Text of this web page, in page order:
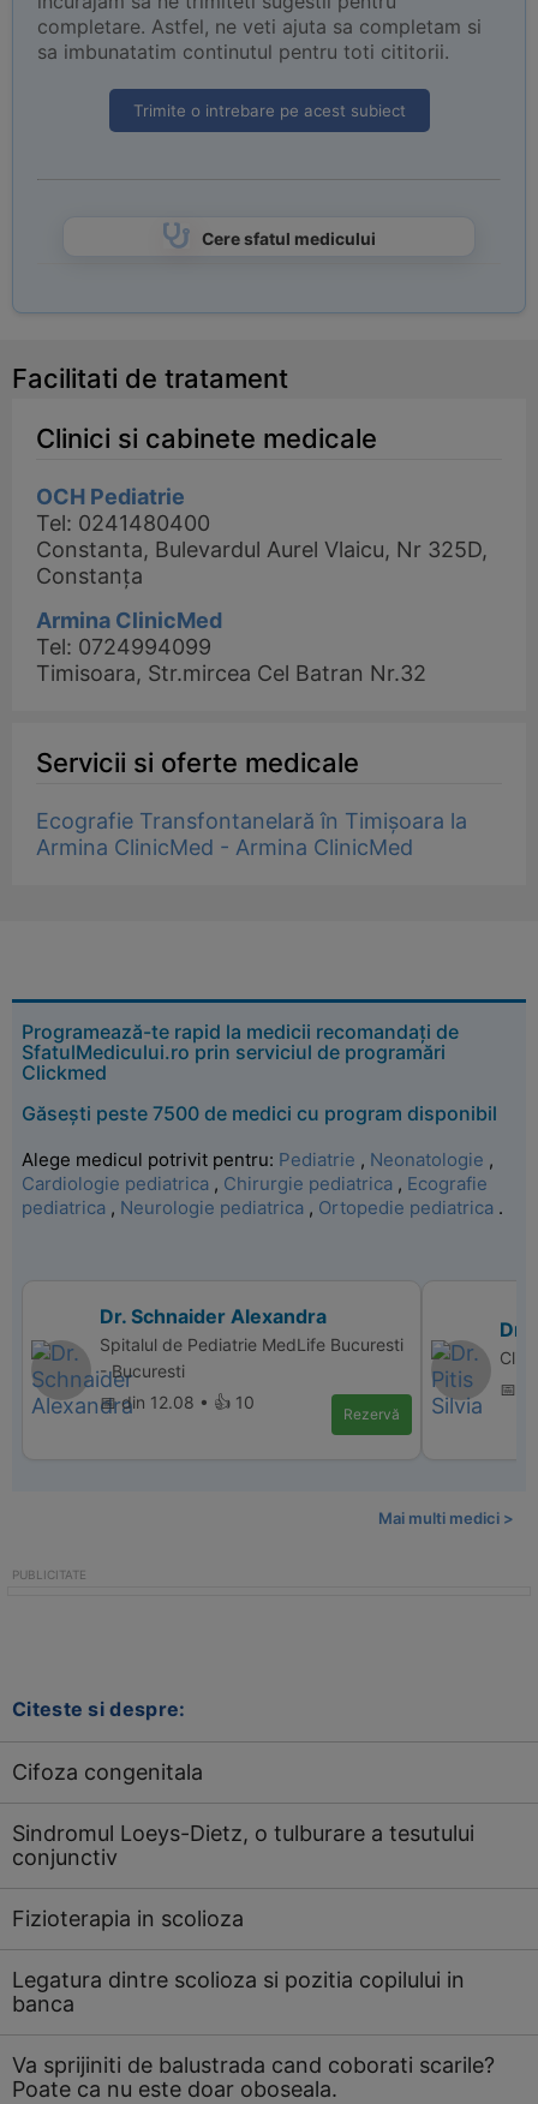
completare. Astfel, ne veti ajuta sa completam si
sa imbunatatim continutul pentru toti cititorii.
Trimite o intrebare pe acest subiect
Cere sfatul medicului
Facilitati de tratament
Clinici si cabinete medicale
OCH Pediatrie
Tel: 0241480400
Constanta, Bulevardul Aurel Vlaicu, Nr 325D,
Constanța
Armina ClinicMed
Tel: 0724994099
Timisoara, Str.mircea Cel Batran Nr.32
Servicii si oferte medicale
Ecografie Transfontanelară în Timișoara la
Armina ClinicMed - Armina ClinicMed
Programează-te rapid la medicii recomandați de
SfatulMedicului.ro prin serviciul de programări
Clickmed
Găsești peste 7500 de medici cu program disponibil
Alege medicul potrivit pentru: Pediatrie , Neonatologie ,
Cardiologie pediatrica , Chirurgie pediatrica , Ecografie
pediatrica , Neurologie pediatrica , Ortopedie pediatrica .
Dr. Schnaider Alexandra
Spitalul de Pediatrie MedLife Bucuresti
- Bucuresti
📅 din 12.08 • 👍 10
Rezervă
Dr.
📅
Mai multi medici >
Citeste si despre:
Cifoza congenitala
Sindromul Loeys-Dietz, o tulburare a tesutului
conjunctiv
Fizioterapia in scolioza
Legatura dintre scolioza si pozitia copilului in
banca
Va sprijiniti de balustrada cand coborati scarile?
Poate ca nu este doar oboseala.